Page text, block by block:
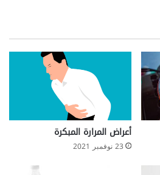
أعراض المرارة المبكرة
23 نوفمبر 2021